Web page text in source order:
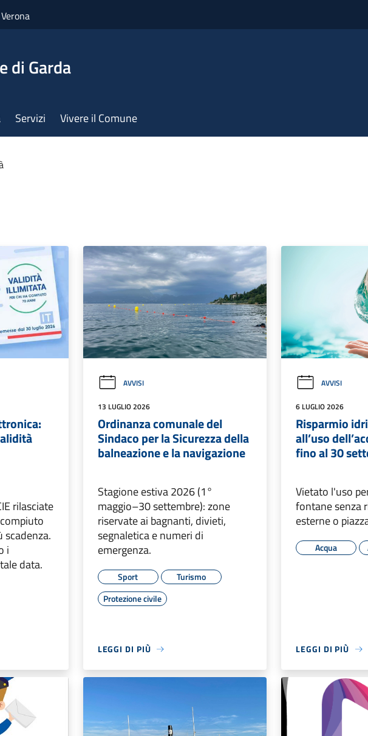
di Garda
Servizi Vivere il Comune
rilasciate
i
data.
AVVISI
13 LUGLIO 2026
Ordinanza comunale del
Sindaco per la Sicurezza della
balneazione e la navigazione
Stagione estiva 2026 (1°
maggio–30 settembre): zone
riservate ai bagnanti, divieti,
segnaletica e numeri di
emergenza.
Sport
Turismo
Protezione civile
LEGGI DI PIÙ
AVVISI
6 LUGLIO 2026
Risparmio
all’uso
fino al 30
Vietato l'uso
fontane senza
esterne o
Acqua
LEGGI DI PIÙ